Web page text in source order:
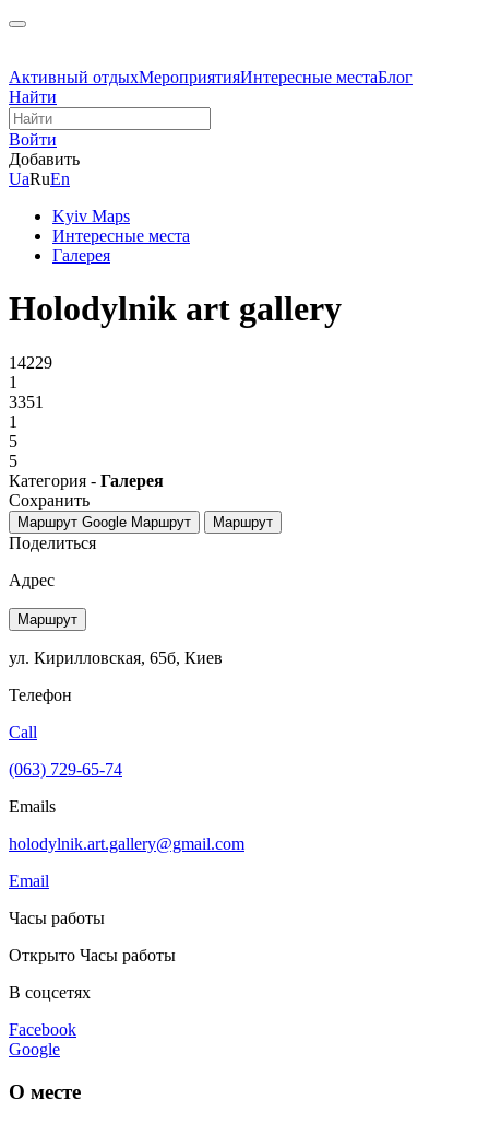
Активный отдыхМероприятияИнтересные местаБлог
Найти
Войти
Добавить
UaRuEn
Kyiv Maps
Интересные места
Галерея
Holodylnik art gallery
14229
1
3351
1
5
5
Категория - Галерея
Сохранить
Маршрут Google Маршрут Маршрут
Поделиться
Адрес
Маршрут
ул. Кирилловская, 65б, Киев
Телефон
Call
(063) 729-65-74
Emails
holodylnik.art.gallery@gmail.com
Email
Часы работы
Открыто Часы работы
В соцсетях
Facebook
Google
О месте